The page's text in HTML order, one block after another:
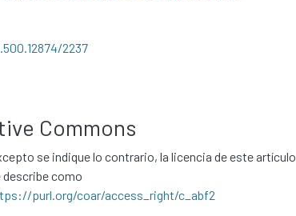
2237
Commons
se indique lo contrario, la licencia de este artículo
describe como
purl.org/coar/access_right/c_abf2